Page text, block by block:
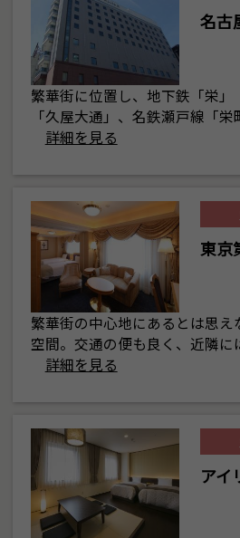
名古
繁華街に位置し、地下鉄「栄」
「久屋大通」、名鉄瀬戸線「
詳細を見る
東京
繁華街の中心地にあるとは思え
空間。交通の便も良く、近隣
詳細を見る
アイ